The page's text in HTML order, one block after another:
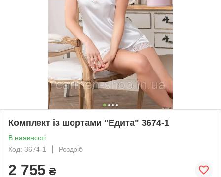
Комплект із шортами "Едита" 3674-1
В наявності
Код: 3674-1
Роздріб
2 755 ₴